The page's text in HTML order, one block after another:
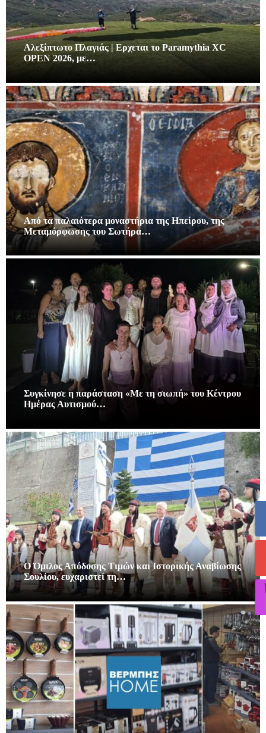
Αλεξίπτωτο Πλαγιάς | Ερχεται το Paramythia XC
OPEN 2026, με…
Από τα παλαιότερα μοναστήρια της Ηπείρου, της
Μεταμόρφωσης του Σωτήρα…
Συγκίνησε η παράσταση «Με τη σιωπή» του Κέντρου
Ημέρας Αυτισμού…
Ο Όμιλος Απόδοσης Τιμών και Ιστορικής Αναβίωσης
Σουλίου, ευχαριστεί τη…